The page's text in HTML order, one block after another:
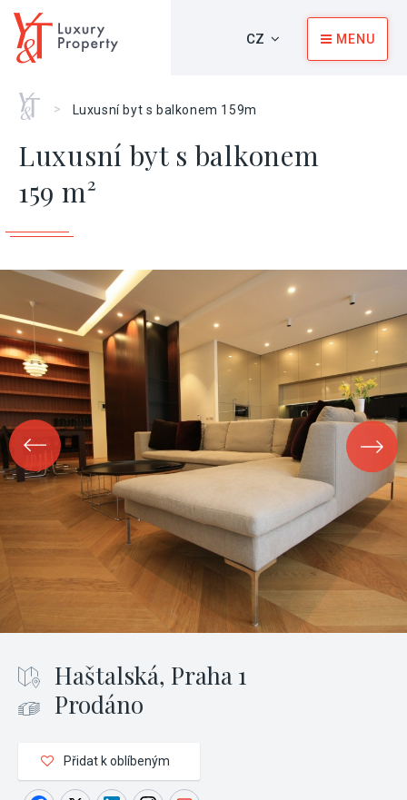
CZ MENU
Home
> Luxusní byt s balkonem 159m
Luxusní byt s balkonem
159 m²
Haštalská, Praha 1
Prodáno
Přidat k oblíbeným